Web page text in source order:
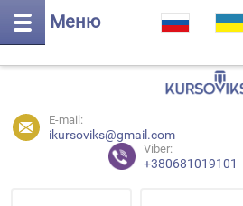
Меню
E-mail:
ikursoviks@gmail.com
Viber:
+380681019101